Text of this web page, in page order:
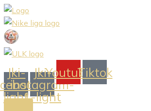
Preskočiť
na
obsah
Jki-
light
Jki-
instagram-
1-light
YoutubeTiktok